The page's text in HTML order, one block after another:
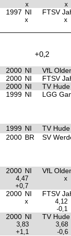
x x
1997 NI FTSV
x x
+0,2
2000 NI
VfL
2000 NI
FTSV
2000 NI
TV Hude
1999 NI LGG
1999 NI
TV Hude
2000 BR SV
2000 NI VfL
4,47
x
+0,7
2000 NI FTSV
x
4,12
-0,1
2000 NI TV Hude
3,83
3,68
+1,1 -0,6